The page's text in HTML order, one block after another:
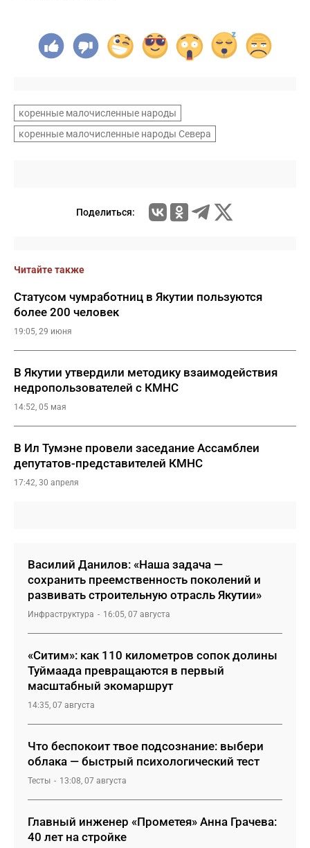
коренные малочисленные народы
коренные малочисленные народы Севера
Поделиться:
Читайте также
Статусом чумработниц в Якутии пользуются
более 200 человек
19:05, 29 июня
В Якутии утвердили методику взаимодействия
недропользователей с КМНС
14:52, 05 мая
В Ил Тумэне провели заседание Ассамблеи
депутатов-представителей КМНС
17:42, 30 апреля
Василий Данилов: «Наша задача —
сохранить преемственность поколений и
развивать строительную отрасль Якутии»
Инфраструктура 16:05, 07 августа
«Ситим»: как 110 километров сопок долины
Туймаада превращаются в первый
масштабный экомаршрут
14:35, 07 августа
Что беспокоит твое подсознание: выбери
облака — быстрый психологический тест
Тесты 13:08, 07 августа
Главный инженер «Прометея» Анна Грачева:
40 лет на стройке